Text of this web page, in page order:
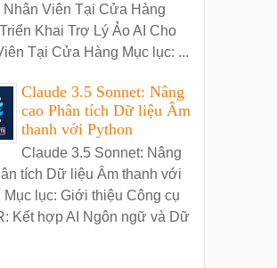
Nhân Viên Tại Cửa Hàng
Khai Trợ Lý Ảo AI Cho
Tại Cửa Hàng Mục lục: ...
Claude 3.5 Sonnet: Nâng
cao Phân tích Dữ liệu Âm
thanh với Python
Claude 3.5 Sonnet: Nâng
tích Dữ liệu Âm thanh với
Mục lục: Giới thiệu Công cụ
Kết hợp AI Ngôn ngữ và Dữ